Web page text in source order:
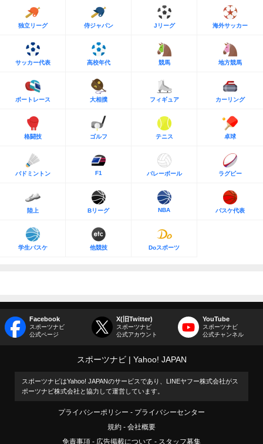
独立リーグ 侍ジャパン Jリーグ 海外サッカー
サッカー代表 高校年代 競馬 地方競馬
ボートレース 大相撲 フィギュア カーリング
格闘技 ゴルフ テニス 卓球
バドミントン F1 バレーボール ラグビー
陸上 Bリーグ NBA バスケ代表
学生バスケ 他競技 Doスポーツ
Facebook
スポーツナビ
公式ページ
X(旧Twitter)
スポーツナビ
公式アカウント
YouTube
スポーツナビ
公式チャンネル
スポーツナビ Yahoo! JAPAN
スポーツナビはYahoo! JAPANのサービスであり、LINEヤフー株式会社がス
ポーツナビ株式会社と協力して運営しています。
プライバシーポリシー
プライバシーセンター
規約
会社概要
免責事項
広告掲載について スタッフ募集